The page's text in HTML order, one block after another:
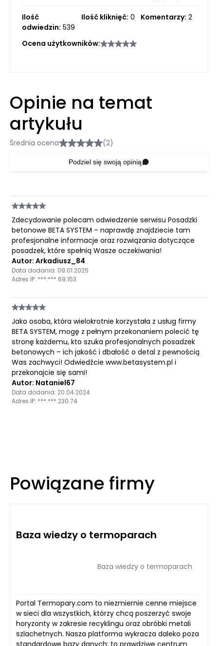
Ilość
odwiedzin: 539
Ilość kliknięć: 0 Komentarzy: 2
Ocena użytkowników:
Opinie na temat
artykułu
Średnia ocena (2)
Podziel się swoją opinią
Zdecydowanie polecam odwiedzenie serwisu Posadzki
betonowe BETA SYSTEM – naprawdę znajdziecie tam
profesjonalne informacje oraz rozwiązania dotyczące
posadzek, które spełnią Wasze oczekiwania!
Autor: Arkadiusz_84
Data dodania: 09.01.2025
Adres IP: ***.***.69.153
Jako osoba, która wielokrotnie korzystała z usług firmy
BETA SYSTEM, mogę z pełnym przekonaniem polecić tę
stronę każdemu, kto szuka profesjonalnych posadzek
betonowych – ich jakość i dbałość o detal z pewnością
Was zachwyci! Odwiedźcie www.betasystem.pl i
przekonajcie się sami!
Autor: Nataniel67
Data dodania: 20.04.2024
Adres IP: ***.***.230.74
Powiązane firmy
Baza wiedzy o termoparach
Baza wiedzy o termoparach
Portal Termopary.com to niezmiernie cenne miejsce
w sieci dla wszystkich, którzy chcą poszerzyć swoje
horyzonty w zakresie recyklingu oraz obróbki metali
szlachetnych. Nasza platforma wykracza daleko poza
standardowe bazy danych; to prawdziwe centrum